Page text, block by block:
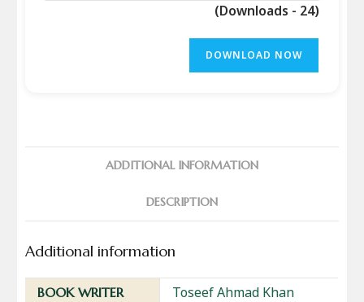
(Downloads - 24)
DOWNLOAD NOW
ADDITIONAL INFORMATION
DESCRIPTION
Additional information
BOOK WRITER Toseef Ahmad Khan